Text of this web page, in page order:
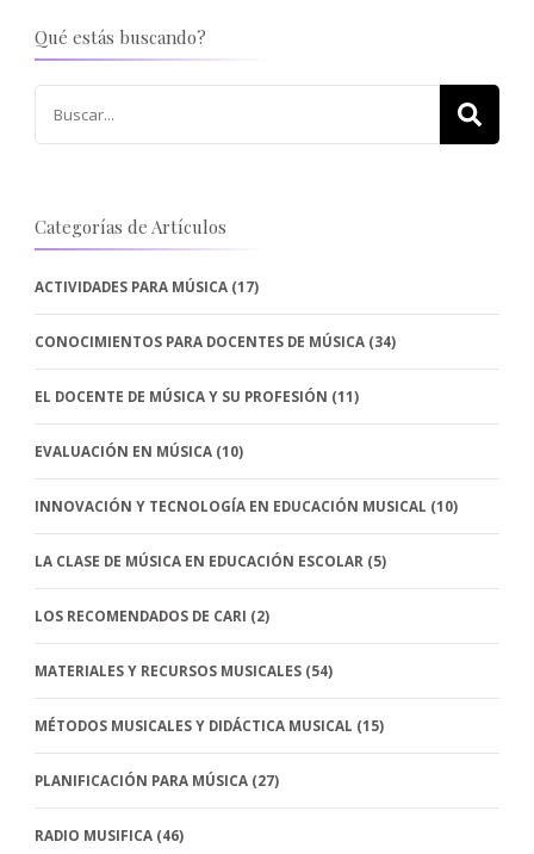
Qué estás buscando?
Categorías de Artículos
ACTIVIDADES PARA MÚSICA (17)
CONOCIMIENTOS PARA DOCENTES DE MÚSICA (34)
EL DOCENTE DE MÚSICA Y SU PROFESIÓN (11)
EVALUACIÓN EN MÚSICA (10)
INNOVACIÓN Y TECNOLOGÍA EN EDUCACIÓN MUSICAL (10)
LA CLASE DE MÚSICA EN EDUCACIÓN ESCOLAR (5)
LOS RECOMENDADOS DE CARI (2)
MATERIALES Y RECURSOS MUSICALES (54)
MÉTODOS MUSICALES Y DIDÁCTICA MUSICAL (15)
PLANIFICACIÓN PARA MÚSICA (27)
RADIO MUSIFICA (46)